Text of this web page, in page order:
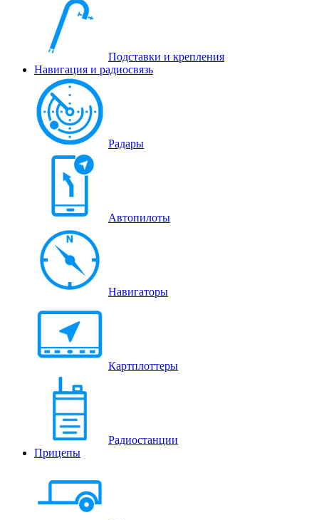
Подставки и крепления
Навигация и радиосвязь
Радары
Автопилоты
Навигаторы
Картплоттеры
Радиостанции
Прицепы